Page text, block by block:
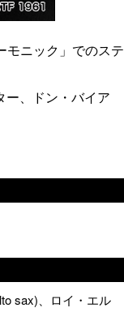
モニック」でのステ
ー、ドン・バイア
sax)、ロイ・エル